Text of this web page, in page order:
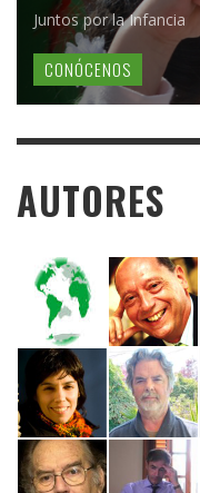
Juntos por la Infancia
CONÓCENOS
AUTORES